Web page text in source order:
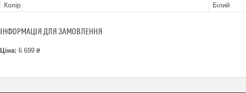
Колір
Білий
ІНФОРМАЦІЯ ДЛЯ ЗАМОВЛЕННЯ
Ціна: 6 699 ₴